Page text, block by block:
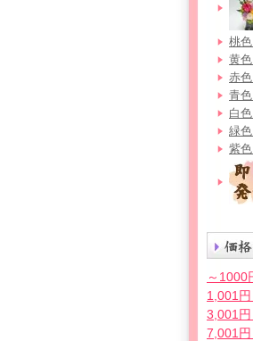
桃
黄
赤
青
白
緑
紫
～1000
1,001
3,001
7,001